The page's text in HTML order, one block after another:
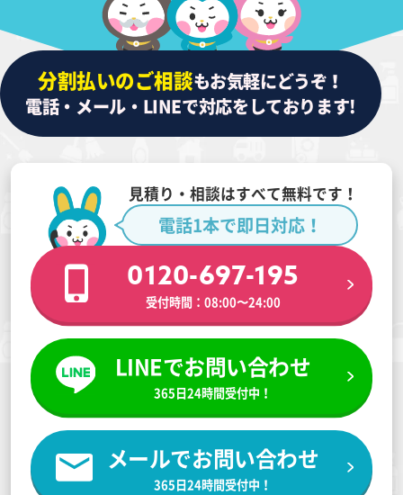
分割払いのご相談もお気軽にどうぞ！
電話・メール・LINEで対応をしております!
見積り・相談はすべて無料です！
電話1本で即日対応！
0120-697-195
受付時間：08:00〜24:00
LINEでお問い合わせ
365日24時間受付中！
メールでお問い合わせ
365日24時間受付中！